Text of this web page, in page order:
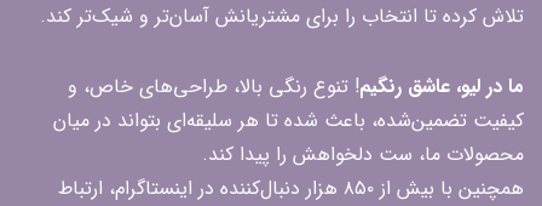
تلاش کرده تا انتخاب را برای مشتریانش آسان‌تر و شیک‌تر کند.
ما در لیو، عاشق رنگیم! تنوع رنگی بالا، طراحی‌های خاص، و
کیفیت تضمین‌شده، باعث شده تا هر سلیقه‌ای بتواند در میان
محصولات ما، ست دلخواهش را پیدا کند.
همچنین با بیش از ۸۵۰ هزار دنبال‌کننده در اینستاگرام، ارتباط